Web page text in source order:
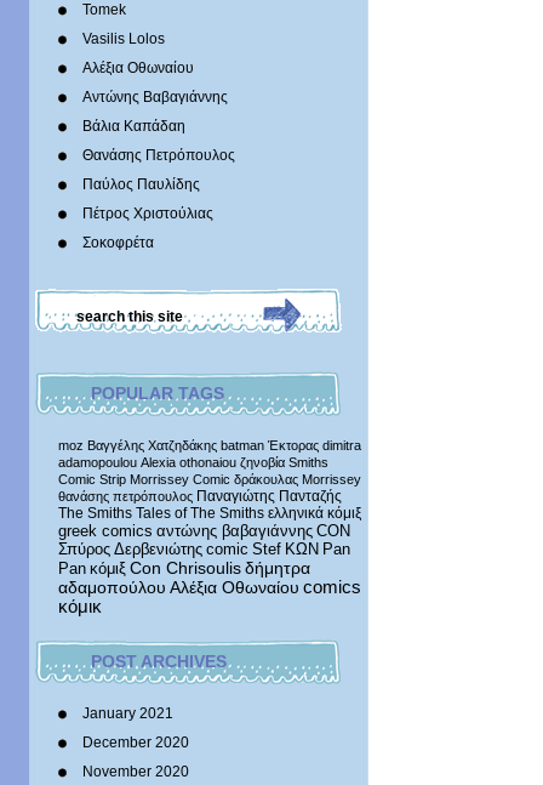
Tomek
Vasilis Lolos
Αλέξια Οθωναίου
Αντώνης Βαβαγιάννης
Βάλια Καπάδαη
Θανάσης Πετρόπουλος
Παύλος Παυλίδης
Πέτρος Χριστούλιας
Σοκοφρέτα
POPULAR TAGS
moz Βαγγέλης Χατζηδάκης batman Έκτορας dimitra
adamopoulou Alexia othonaiou ζηνοβία Smiths
Comic Strip Morrissey Comic δράκουλας Morrissey
θανάσης πετρόπουλος Παναγιώτης Πανταζής
The Smiths Tales of The Smiths ελληνικά κόμιξ
greek comics αντώνης βαβαγιάννης CON
Σπύρος Δερβενιώτης comic Stef ΚΩΝ Pan
Pan κόμιξ Con Chrisoulis δήμητρα
αδαμοπούλου Αλέξια Οθωναίου comics
κόμικ
POST ARCHIVES
January 2021
December 2020
November 2020